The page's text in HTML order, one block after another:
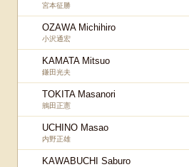
宮本征勝
OZAWA Michihiro
小沢通宏
KAMATA Mitsuo
鎌田光夫
TOKITA Masanori
鴘田正憲
UCHINO Masao
内野正雄
KAWABUCHI Saburo